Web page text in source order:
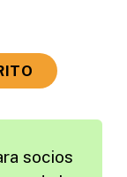
socios